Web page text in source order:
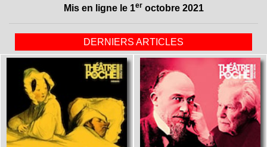
Mis en ligne le 1eroctobre 2021
DERNIERS ARTICLES